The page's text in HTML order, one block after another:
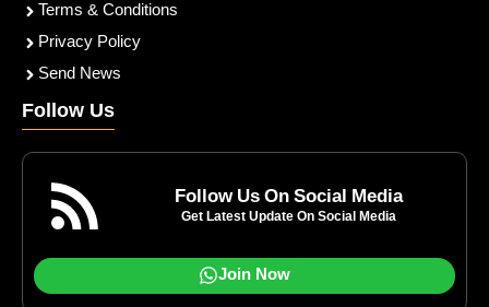
Terms & Conditions
Privacy Policy
Send News
Follow Us
Follow Us On Social Media
Get Latest Update On Social Media
Join Now